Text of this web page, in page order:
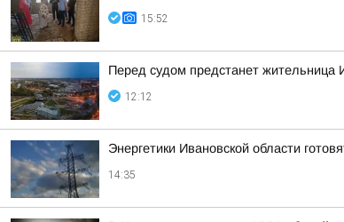
15:52
Перед судом предстанет жительница
12:12
Энергетики Ивановской области
14:35